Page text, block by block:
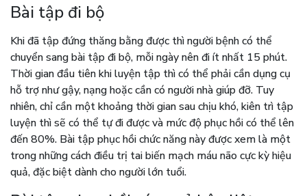
Bài tập đi bộ
Khi đã tập đứng thăng bằng được thì người bệnh có thể
chuyển sang bài tập đi bộ, mỗi ngày nên đi ít nhất 15 phút.
Thời gian đầu tiên khi luyện tập thì có thể phải cần dụng cụ
hỗ trợ như gậy, nạng hoặc cần có người nhà giúp đỡ. Tuy
nhiên, chỉ cần một khoảng thời gian sau chịu khó, kiên trì tập
luyện thì sẽ có thể tự đi được và mức độ phục hồi có thể lên
đến 80%. Bài tập phục hồi chức năng này được xem là một
trong những cách điều trị tai biến mạch máu não cực kỳ hiệu
quả, đặc biệt dành cho người lớn tuổi.